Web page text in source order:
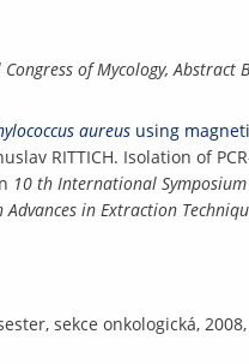
of Mycology, Abstract
aureus using
RITTICH. Isolation of
10 th International
in Extraction
sekce onkologická,